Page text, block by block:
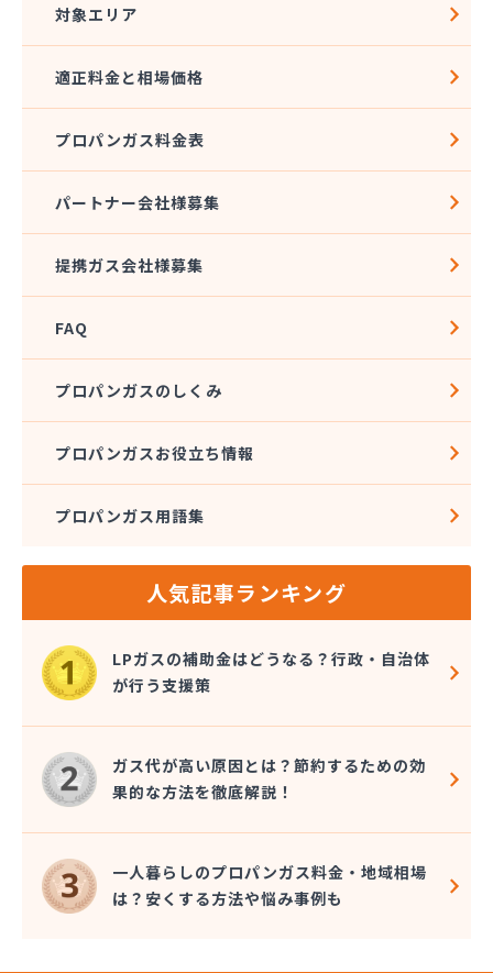
株式会社高圧容器検査所
株式会社篠田商店
株式会社小野里商店 佐野営業所
株式会社瀬尾本店
株式会社西城
株式会社石沢商店 プロパンガス充填所オートスタ
株式会社石澤商店 宇都宮営業所
株式会社島田
株式会社東親エルピーガス配送センター
株式会社藤田液化燃料
株式会社福冨
株式会社平松総合企画 プロパンガス部
株式会社別井商店
関彰商事株式会社 真岡LPガスセンター
岩谷産業株式会社 宇都宮支店
鬼怒川プロパン
吉澤保全株式会社倉庫
橋本産業株式会社
近嵐商事有限会社
金子商事有限会社
桑原商店
郡司燃料店
慶野燃料店
戸恒燃料店
戸村商店
五味田商店
江連燃料株式会社
対象エリア
適正料金と相場価格
プロパンガス料金表
パートナー会社様募集
提携ガス会社様募集
FAQ
プロパンガスのしくみ
プロパンガスお役立ち情報
プロパンガス用語集
人気記事ランキング
LPガスの補助金はどうなる？行政・自治体
が行う支援策
ガス代が高い原因とは？節約するための効
果的な方法を徹底解説！
一人暮らしのプロパンガス料金・地域相場
は？安くする方法や悩み事例も